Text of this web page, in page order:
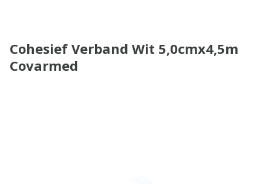
Cohesief Verband Wit 5,0cmx4,5m
Covarmed